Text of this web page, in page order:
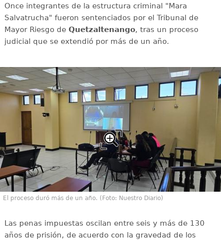
Once integrantes de la estructura criminal "Mara
Salvatrucha" fueron sentenciados por el Tribunal de
Mayor Riesgo de Quetzaltenango, tras un proceso
judicial que se extendió por más de un año.
El proceso duró más de un año. (Foto: Nuestro Diario)
Las penas impuestas oscilan entre seis y más de 130
años de prisión, de acuerdo con la gravedad de los